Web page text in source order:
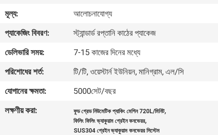
কারখানা
ভ্রমণ
মান
নিয়ন্ত্রণ
যোগাযোগ
মূল্য:
আলোচনাযোগ্য
প্যাকেজিং বিবরণ:
স্ট্যান্ডার্ড রপ্তানি কাঠের প্যাকেজ
ডেলিভারি সময়:
7-15 কাজের দিনের মধ্যে
পরিশোধের শর্ত:
টি/টি, ওয়েস্টার্ন ইউনিয়ন, মানিগ্রাম, এল/সি
যোগানের ক্ষমতা:
5000সেট/বছর
লক্ষণীয় করা:
ফুড গ্রেড নিউমেটিক প্যাকিং মেশিন 720L/মিনিট,
ফিলিং ফিলিং ভ্যাকুয়াম গ্রেইন কনভেয়র,
SUS304 গ্রেইন ভ্যাকুয়াম কনভেয়র সিস্টেম